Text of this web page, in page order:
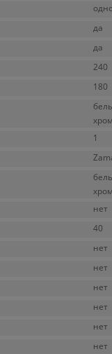
да
да
240
180
хром
1
хром
нет
40
нет
нет
нет
нет
нет
нет